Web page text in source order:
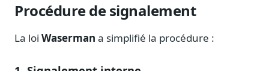
Guides pratiques
Procédure de signalement
La loi Waserman a simplifié la procédure :